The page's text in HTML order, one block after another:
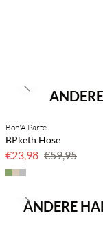
SAVE20
60 % Rabatt
Bon'A Parte
BPketh Hose
€23,98 €59,95
Previous slide
ANDERE
Previous slide